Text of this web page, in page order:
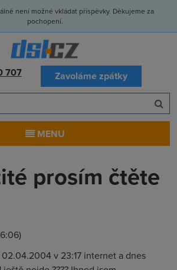
není možné vkládat příspěvky. Děkujeme za
pochopení.
707 Zavoláme zpátky
MENU
prosím čtěte
v 23:17 internet a dnes